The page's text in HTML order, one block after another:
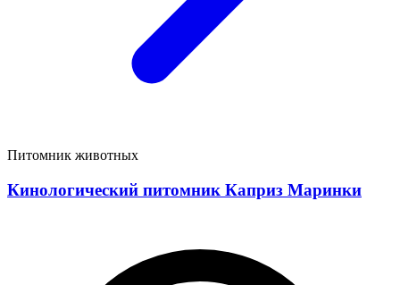
Питомник животных
Кинологический питомник Каприз Маринки